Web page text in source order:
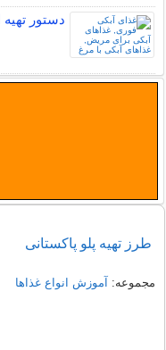
دستور
طرز تهیه پلو پاکستانی
مجموعه: آموزش انواع غذاها